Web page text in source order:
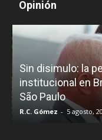
Opinión
Sin disimulo: la
institucional en
São Paulo
R.C. Gómez - 5 agosto,